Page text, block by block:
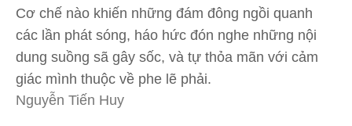
Cơ chế nào khiến những đám đông ngồi quanh
các lần phát sóng, háo hức đón nghe những nội
dung suồng sã gây sốc, và tự thỏa mãn với cảm
giác mình thuộc về phe lẽ phải.
Nguyễn Tiến Huy